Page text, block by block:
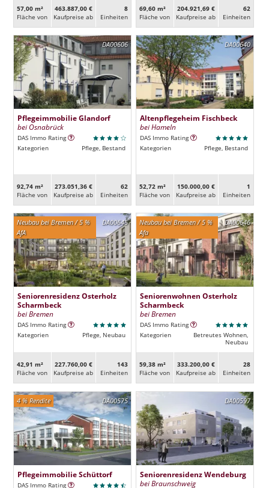
57,00 m²
Fläche von
463.887,00 €
Kaufpreise ab
8
Ein­heiten
69,60 m²
Fläche von
204.921,69 €
Kaufpreise ab
62
Ein­heiten
DA00606
Pflegeimmobilie Glandorf
bei Osnabrück
DAS Immo Rating
Kategorien
Pflege, Bestand
92,74 m²
Fläche von
273.051,36 €
Kaufpreise ab
62
Ein­heiten
DA00640
Altenpflegeheim Fischbeck
bei Hameln
DAS Immo Rating
Kategorien
Pflege, Bestand
52,72 m²
Fläche von
150.000,00 €
Kaufpreise ab
1
Ein­heiten
DA00645
Neubau bei Bremen / 5 %
AfA
Seniorenresidenz Osterholz
Scharmbeck
bei Bremen
DAS Immo Rating
Kategorien
Pflege, Neubau
42,91 m²
Fläche von
227.760,00 €
Kaufpreise ab
143
Ein­heiten
DA00646
Neubau bei Bremen / 5 %
Afa
Seniorenwohnen Osterholz
Scharmbeck
bei Bremen
DAS Immo Rating
Kategorien
Betreutes Wohnen,
Neubau
59,38 m²
Fläche von
333.200,00 €
Kaufpreise ab
28
Ein­heiten
DA00575
4 % Rendite
Pflegeimmobilie Schüttorf
DAS Immo Rating
DA00597
Seniorenresidenz Wendeburg
bei Braunschweig